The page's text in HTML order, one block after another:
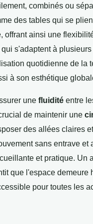
combinés ou
des tables qui se
offrant ainsi une
s'adaptent à
quotidienne de la
à son esthétique
une fluidité entre
de maintenir une
des allées claires
sans entrave et
et pratique. Un
que l'espace demeure
pour toutes les